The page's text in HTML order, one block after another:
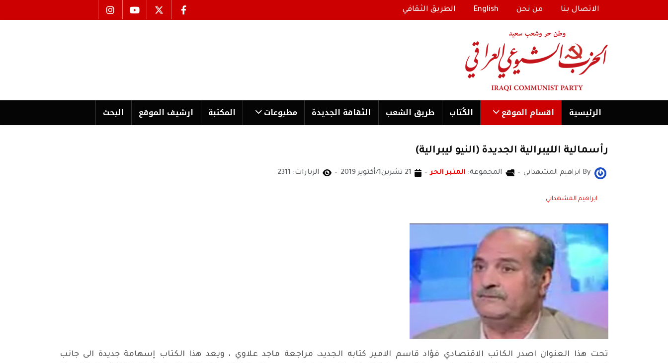
الاتصال بنا من نحن English الطريق الثقافي
الرئیسية اقسام الموقع الكُتاب طریق الشعب الثقافة الجدیدة مطبوعات المكتبة ارشیف الموقع البحث
رأسمالية الليبرالية الجديدة (النيو ليبرالية)
By ابراهيم المشهداني المجموعة: المنبر الحر 21 تشرين1/أكتوير 2019 الزيارات: 2311
ابراهيم المشهداني
تحت هذا العنوان اصدر الكاتب الاقتصادي فؤاد قاسم الامير كتابه الجديد، مراجعة ماجد علاوي ، ويعد هذا الكتاب إسهامة جديدة الى جانب